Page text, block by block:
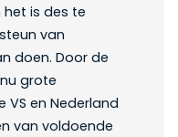
het is des te
van
doen. Door de
grote
en Nederland
van voldoende